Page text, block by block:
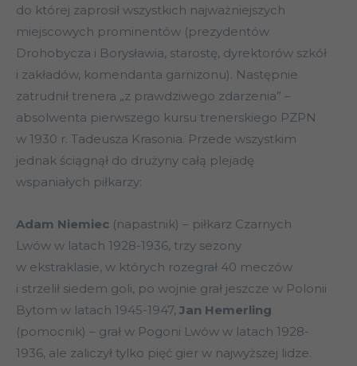
do której zaprosił wszystkich najważniejszych
miejscowych prominentów (prezydentów
Drohobycza i Borysławia, starostę, dyrektorów szkół
i zakładów, komendanta garnizonu). Następnie
zatrudnił trenera „z prawdziwego zdarzenia” –
absolwenta pierwszego kursu trenerskiego PZPN
w 1930 r. Tadeusza Krasonia. Przede wszystkim
jednak ściągnął do drużyny całą plejadę
wspaniałych piłkarzy:
Adam Niemiec (napastnik) – piłkarz Czarnych
Lwów w latach 1928-1936, trzy sezony
w ekstraklasie, w których rozegrał 40 meczów
i strzelił siedem goli, po wojnie grał jeszcze w Polonii
Bytom w latach 1945-1947, Jan Hemerling
(pomocnik) – grał w Pogoni Lwów w latach 1928-
1936, ale zaliczył tylko pięć gier w najwyższej lidze.